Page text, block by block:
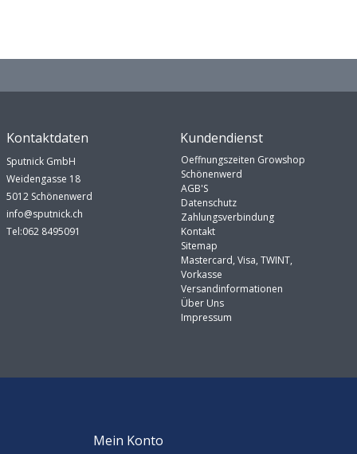
Kontaktdaten
Sputnick GmbH
Weidengasse 18
5012 Schönenwerd
info@sputnick.ch
Tel:062 8495091
Kundendienst
Oeffnungszeiten Growshop
Schönenwerd
AGB'S
Datenschutz
Zahlungsverbindung
Kontakt
Sitemap
Mastercard, Visa, TWINT,
Vorkasse
Versandinformationen
Über Uns
Impressum
Mein Konto